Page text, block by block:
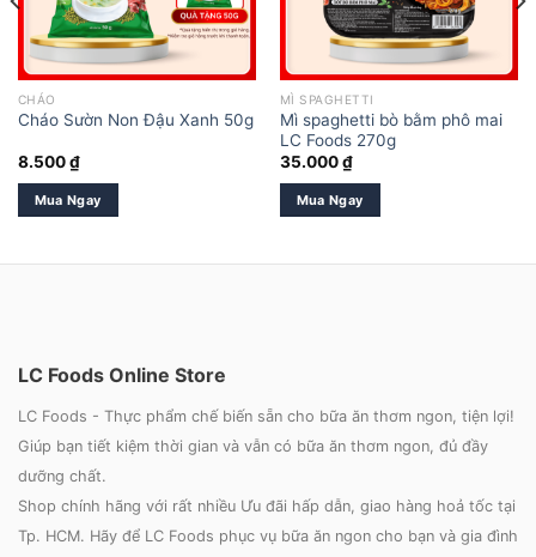
CHÁO
Cháo Sườn Non Đậu Xanh 50g
8.500₫
Mua Ngay
MÌ SPAGHETTI
Mì spaghetti bò bằm phô mai
LC Foods 270g
35.000₫
Mua Ngay
LC Foods Online Store
LC Foods - Thực phẩm chế biến sẵn cho bữa ăn thơm ngon, tiện lợi!
Giúp bạn tiết kiệm thời gian và vẫn có bữa ăn thơm ngon, đủ đầy
dưỡng chất.
Shop chính hãng với rất nhiều Ưu đãi hấp dẫn, giao hàng hoả tốc tại
Tp. HCM. Hãy để LC Foods phục vụ bữa ăn ngon cho bạn và gia đình